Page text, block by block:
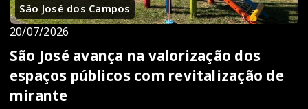
São José dos Campos
20/07/2026
São José avança na valorização dos
espaços públicos com revitalização de
mirante